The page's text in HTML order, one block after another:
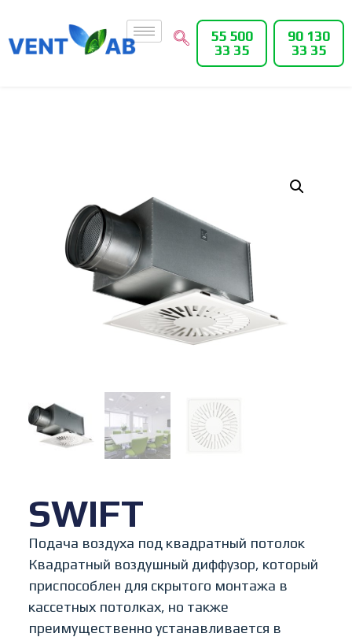
55 500
33 35
90 130
33 35
SWIFT
Подача воздуха под квадратный потолок
Квадратный воздушный диффузор, который
приспособлен для скрытого монтажа в
кассетных потолках, но также
преимущественно устанавливается в